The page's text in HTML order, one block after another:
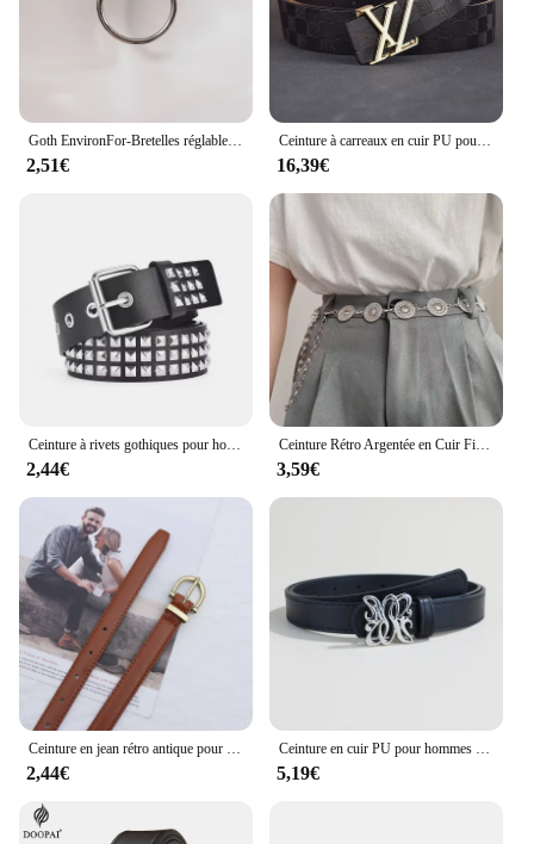
Goth EnvironFor-Bretelles réglables en cuir PU pour femme, col large, ceinture de bondage sexy, SFP
2,51€
Ceinture à carreaux en cuir PU pour hommes d'affaires, corps polyvalent, décoration 03, pantalon trempé, jeans
16,39€
Ceinture à rivets gothiques pour hommes et femmes, tendance punk, tête de mort, ceinture en biscuits, ceinture de danse de rue
2,44€
Ceinture Rétro Argentée en Cuir Fin pour Femme, Accessoire en Métal, Nouvelle Collection d'Été, pour Jupes et viser Assortis Polyvalents
3,59€
2,44€ 5,19€